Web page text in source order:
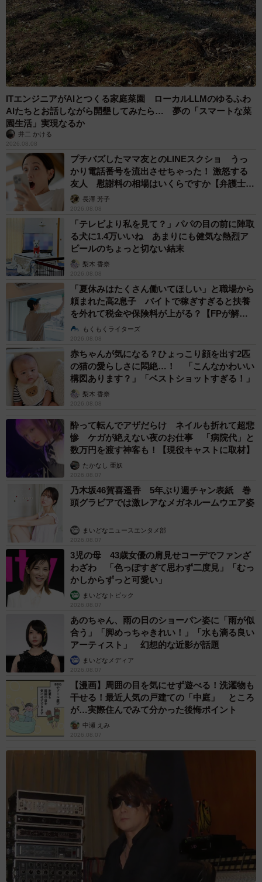
ITエンジニアがAIとつくる家庭菜園 ローカルLLMのゆるふわ
AIたちとお話しながら開墾してみたら… 夢の「スマートな菜
園生活」実現なるか
井二 かける
2026.08.08
プチバズしたママ友とのLINEスクショ うっ
かり電話番号を流出させちゃった！ 激怒する
友人 慰謝料の相場はいくらですか【弁護士が
解説】長澤 芳子
2026.08.08
「テレビより私を見て？」パパの目の前に陣取
る犬に1.4万いいね あまりにも健気な熱烈ア
ピールのちょっと切ない結末
梨木 香奈
2026.08.08
「夏休みはたくさん働いてほしい」と職場から
頼まれた高2息子 バイトで稼ぎすぎると扶養
を外れて税金や保険料が上がる？【FPが解
説】もくもくライターズ
2026.08.08
赤ちゃんが気になる？ひょっこり顔を出す2匹
の猫の愛らしさに悶絶…！ 「こんなかわいい
構図あります？」「ベストショットすぎる！」
梨木 香奈
2026.08.08
酔って転んでアザだらけ ネイルも折れて超悲
惨 ケガが絶えない夜のお仕事 「病院代」と
数万円を渡す神客も！【現役キャストに取材】
たかなし 亜妖
2026.08.07
乃木坂46賀喜遥香 5年ぶり週チャン表紙 巻
頭グラビアでは激レアなメガネルームウエア姿
まいどなニュースエンタメ部
2026.08.07
3児の母 43歳女優の肩見せコーデでファンざ
わざわ 「色っぽすぎて思わず二度見」「むっ
かしからずっと可愛い」
まいどなトピック
2026.08.07
あのちゃん、雨の日のショーパン姿に「雨が似
合う」「脚めっちゃきれい！」「水も滴る良い
アーティスト」 幻想的な近影が話題
まいどなメディア
2026.08.07
【漫画】周囲の目を気にせず遊べる！洗濯物も
干せる！最近人気の戸建ての「中庭」 ところ
が…実際住んでみて分かった後悔ポイント
中瀬 えみ
2026.08.07